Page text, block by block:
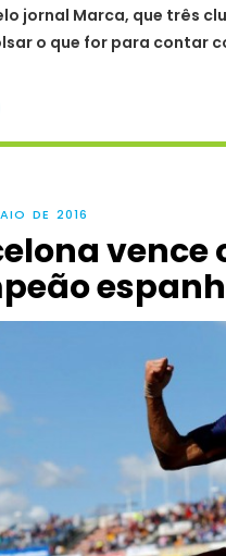
jornal Marca, que três
o que for para contar
DE 2016
vence